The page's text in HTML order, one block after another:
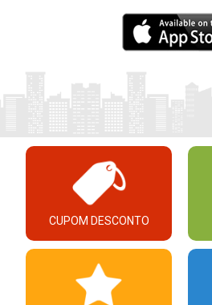
CUPOM DESCONTO